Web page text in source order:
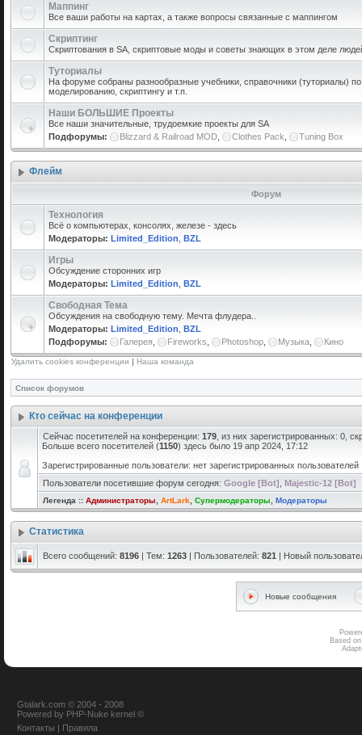
Маппинг
Все ваши работы на картах, а также вопросы связанные с маппингом
Скриптинг
Скриптования в SA, скриптовые моды и советы знающих в этом деле
Туториалы
На форуме собраны разнообразные учебники, справочники (туториалы)
моделированию, скриптингу и т.п.
Наши БОЛЬШИЕ Проекты
Все наши значительные, трудоемкие проекты для SA
Подфорумы:
Blizzard & Railroad MOD Clothes Pack Tuning Box
Флейм
Форум
Технология
Всё о компьютерах, консолях, железе - здесь
Модераторы: Limited_Edition BZL
Игры
Обсуждение сторонних игр
Модераторы: Limited_Edition BZL
Свободная Тема
Обсуждения на свободную тему. Мечта флудера..
Модераторы: Limited_Edition BZL
Подфорумы:
Галерея Fireworks Photoshop Музыка Кино
Удалить cookies конференции | Наша команда
Список форумов
Кто сейчас на конференции
Сейчас посетителей на конференции: 179 , из них зарегистрированных: 0,
Больше всего посетителей (1150) здесь было 19 апр 2024, 17:12
Зарегистрированные пользователи: нет зарегистрированных пользователей
Пользователи посетившие форум сегодня: Google [Bot] Majestic-12 [Bot]
Легенда :: Администраторы ArtLark Супермодераторы Модераторы
Статистика
Всего сообщений: 8196 | Тем: 1263 | Пользователей: 821 | Новый
Новые сообщения
Based
Gtalark.com © 2004 - 2008
Powered by PHP-Nuke kernel ©
Контакты | Правила